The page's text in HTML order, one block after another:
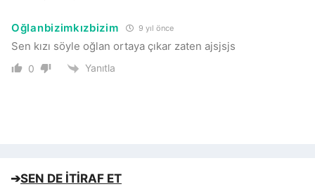
Oğlanbizimkızbizim 9 yıl önce
Sen kızı söyle oğlan ortaya çıkar zaten ajsjsjs
0 Yanıtla
➔SEN DE İTİRAF ET